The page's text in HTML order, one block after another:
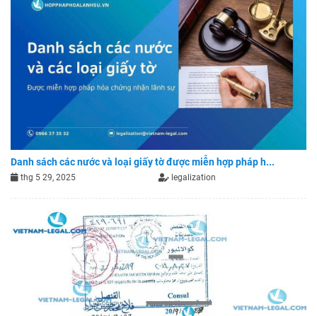
Danh sách các nước và loại giấy tờ được miễn hợp pháp h...
thg 5 29, 2025 legalization